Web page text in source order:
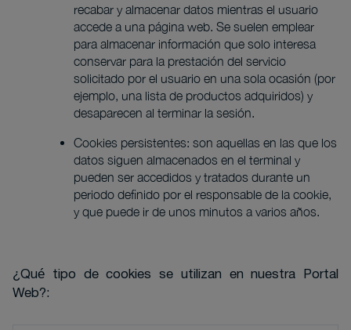
recabar y almacenar datos mientras el usuario
accede a una página web. Se suelen emplear
para almacenar información que solo interesa
conservar para la prestación del servicio
solicitado por el usuario en una sola ocasión (por
ejemplo, una lista de productos adquiridos) y
desaparecen al terminar la sesión.
Cookies persistentes: son aquellas en las que los
datos siguen almacenados en el terminal y
pueden ser accedidos y tratados durante un
periodo definido por el responsable de la cookie,
y que puede ir de unos minutos a varios años.
¿Qué tipo de cookies se utilizan en nuestra Portal
Web?: